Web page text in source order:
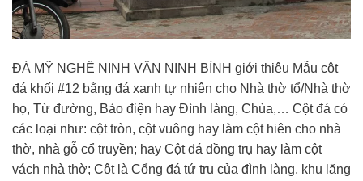
ĐÁ MỸ NGHỆ NINH VÂN NINH BÌNH giới thiệu Mẫu cột
đá khối #12 bằng đá xanh tự nhiên cho Nhà thờ tổ/Nhà thờ
họ, Từ đường, Bảo điện hay Đình làng, Chùa,… Cột đá có
các loại như: cột tròn, cột vuông hay làm cột hiên cho nhà
thờ, nhà gỗ cổ truyền; hay Cột đá đồng trụ hay làm cột
vách nhà thờ; Cột là Cổng đá tứ trụ của đình làng, khu lăng